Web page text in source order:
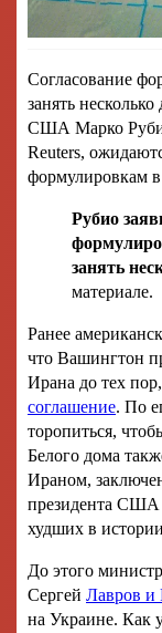
Согласование
занять
США Марко
Reuters,
формулировкам
Рубио
занять
материале.
Ранее
что Вашингтон
Ирана до тех
соглашение. По
торопиться,
Белого дома
Ираном,
президента США
худших в
До этого
Сергей Лавров и
на Украине. Как